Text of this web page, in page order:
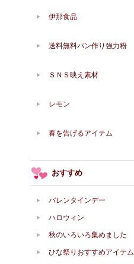
伊那食品
送料無料パン作り強力粉
ＳＮＳ映え素材
レモン
春を告げるアイテム
おすすめ
バレンタインデー
ハロウィン
秋のいろいろ集めました
ひな祭りおすすめアイテム